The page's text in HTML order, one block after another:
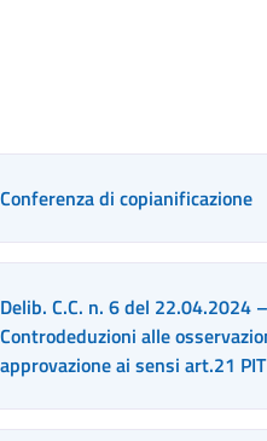
Conferenza di copianificazione
Delib. C.C. n. 6 del 22.04.2024 –
Controdeduzioni alle
approvazione ai sensi art.21 PIT